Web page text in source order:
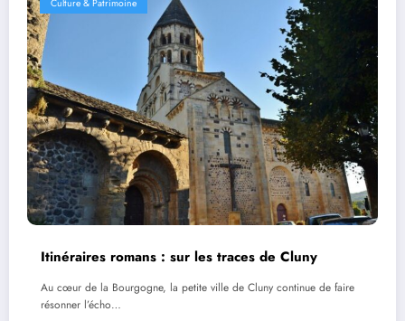
Culture & Patrimoine
Itinéraires romans : sur les traces de Cluny
Au cœur de la Bourgogne, la petite ville de Cluny continue de faire
résonner l’écho…